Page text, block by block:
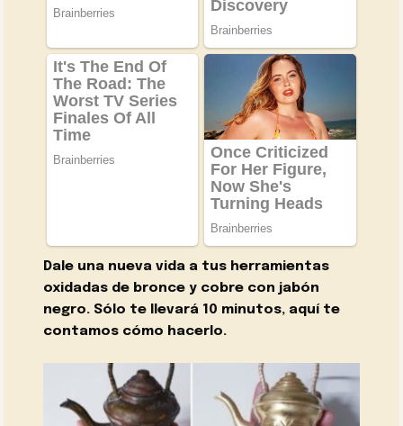
Dale una nueva vida a tus herramientas
oxidadas de bronce y cobre con jabón
negro. Sólo te llevará 10 minutos, aquí te
contamos cómo hacerlo.